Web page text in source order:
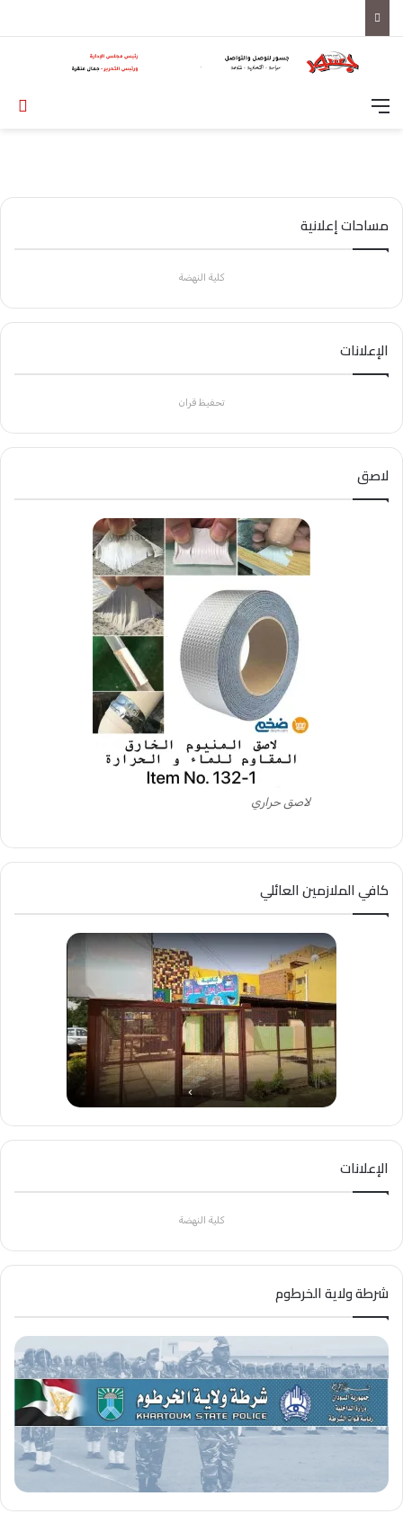
القائمة
مساحات إعلانية
كلية النهضة
الإعلانات
تحفيظ قران
لاصق
لاصق حراري
كافي الملازمين العائلي
الإعلانات
كلية النهضة
شرطة ولاية الخرطوم